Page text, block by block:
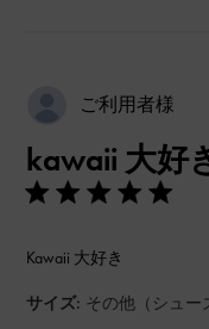
ご利用者様
kawaii 大好
Kawaii 大好き
サイズ: その他（シュー